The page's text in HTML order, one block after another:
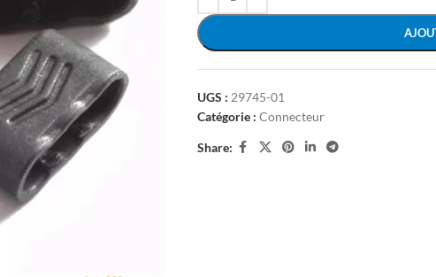
UGS : 29745-01
Catégorie : Connecteur
Share: